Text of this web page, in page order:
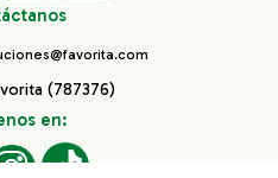
(787376)
en: